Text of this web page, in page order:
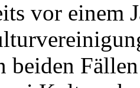
vor einem
beiden